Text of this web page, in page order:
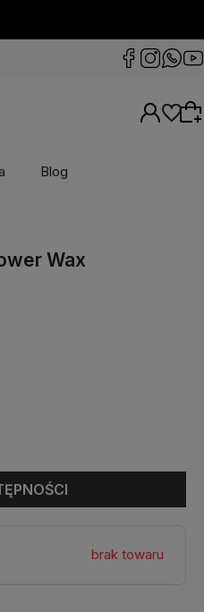
z naszej aktualnej
przywrócić dodane
Blog
Wax
brak towaru